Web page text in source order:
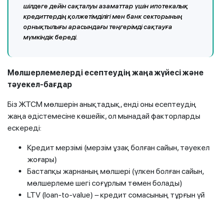
шілдеге дейін сақталуы азаматтар үшін ипотекалық
кредиттердің қолжетімділігі мен банк секторының
орнықтылығы арасындағы теңгерімді сақтауға
мүмкіндік береді.
Мөлшерлемелерді есептеудің жаңа жүйесі және
тәуекел-бағдар
Біз ЖТСМ мөлшерін анықтадық, енді оны есептеудің
жаңа әдістемесіне көшейік, ол мынадай факторларды
ескереді:
Кредит мерзімі (мерзім ұзақ болған сайын, тәуекел
жоғары)
Бастапқы жарнаның мөлшері (үлкен болған сайын,
мөлшерлеме шегі соғұрлым төмен болады)
LTV (loan-to-value) – кредит сомасының тұрғын үй